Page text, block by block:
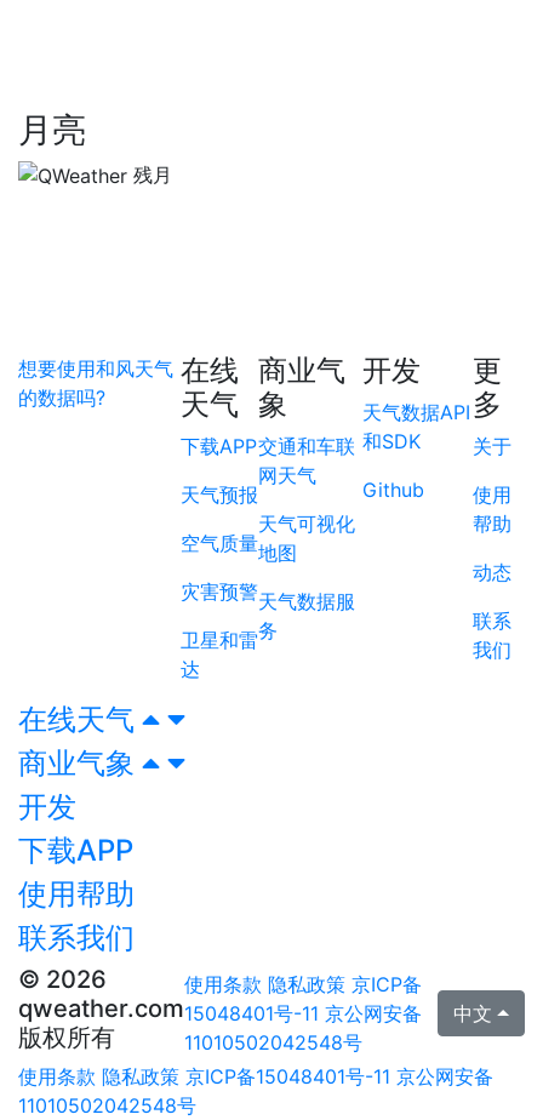
月亮
残月
想要使用和风天气
的数据吗?
在线
天气
下载APP
天气预报
空气质量
灾害预警
卫星和雷
达
商业气
象
交通和车联
网天气
天气可视化
地图
天气数据服
务
开发
天气数据API
和SDK
Github
更
多
关于
使用
帮助
动态
联系
我们
在线天气
商业气象
开发
下载APP
使用帮助
联系我们
© 2026
qweather.com
版权所有
使用条款 隐私政策 京ICP备
15048401号-11 京公网安备
11010502042548号
中文
使用条款 隐私政策 京ICP备15048401号-11 京公网安备
11010502042548号